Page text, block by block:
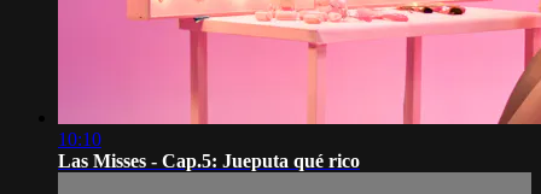
10:10
Las Misses - Cap.5: Jueputa qué rico